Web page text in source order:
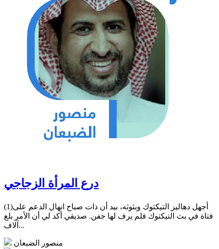
درع المرأة الزجاجي
(1)أجهل دهاليز التيكتوك وبثوثه، بيد أن ذات صباح انهال الدعم على
فتاة في بث التيكتوك فلم يرف لها جفن. صديقي أكد لي أن الأمر بلغ
آلاف...
منصور الضبعان